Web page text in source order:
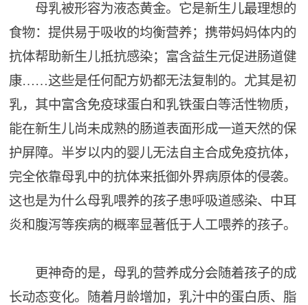
母乳被形容为液态黄金。它是新生儿最理想的
食物：提供易于吸收的均衡营养；携带妈妈体内的
抗体帮助新生儿抵抗感染；富含益生元促进肠道健
康……这些是任何配方奶都无法复制的。尤其是初
乳，其中富含免疫球蛋白和乳铁蛋白等活性物质，
能在新生儿尚未成熟的肠道表面形成一道天然的保
护屏障。半岁以内的婴儿无法自主合成免疫抗体，
完全依靠母乳中的抗体来抵御外界病原体的侵袭。
这也是为什么母乳喂养的孩子患呼吸道感染、中耳
炎和腹泻等疾病的概率显著低于人工喂养的孩子。
更神奇的是，母乳的营养成分会随着孩子的成
长动态变化。随着月龄增加，乳汁中的蛋白质、脂